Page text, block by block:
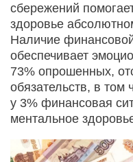
сбережений
здоровье
Наличие
обеспечивает
73% опрошенных,
обязательств, в
у 3% финансовая
ментальное